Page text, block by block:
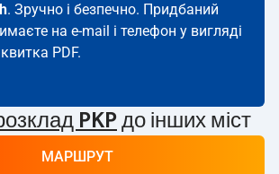
. Зручно і безпечно. Придбаний
на e-mail і телефон у вигляді
PDF.
PKP до інших міст
МАРШРУТ